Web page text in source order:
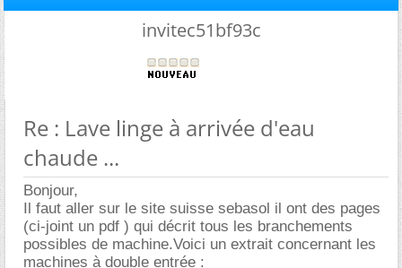
invitec51bf93c
Re : Lave linge à arrivée d'eau
chaude ...
Bonjour,
Il faut aller sur le site suisse sebasol il ont des pages
(ci-joint un pdf ) qui décrit tous les branchements
possibles de machine.Voici un extrait concernant les
machines à double entrée :